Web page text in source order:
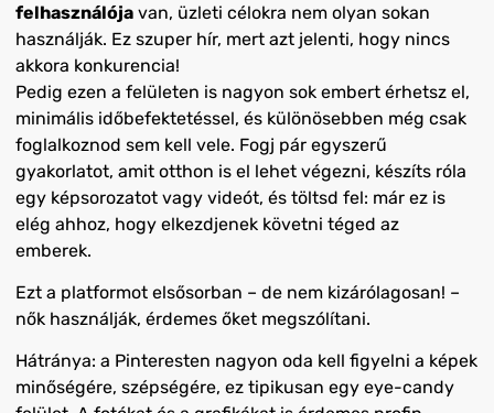
felhasználója van, üzleti célokra nem olyan sokan
használják. Ez szuper hír, mert azt jelenti, hogy nincs
akkora konkurencia!
Pedig ezen a felületen is nagyon sok embert érhetsz el,
minimális időbefektetéssel, és különösebben még csak
foglalkoznod sem kell vele. Fogj pár egyszerű
gyakorlatot, amit otthon is el lehet végezni, készíts róla
egy képsorozatot vagy videót, és töltsd fel: már ez is
elég ahhoz, hogy elkezdjenek követni téged az
emberek.
Ezt a platformot elsősorban – de nem kizárólagosan! –
nők használják, érdemes őket megszólítani.
Hátránya: a Pinteresten nagyon oda kell figyelni a képek
minőségére, szépségére, ez tipikusan egy eye-candy